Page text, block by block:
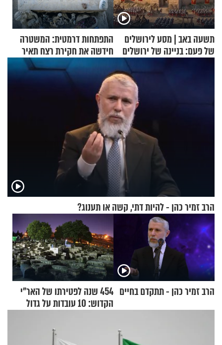
תשעה באב | מסע לירושלים
של פעם: בניינה של ירושלים
התפתחות דרמטית: המשטרה
חידשה את חקירת רצח תאיר
הרב זמיר כהן - להיות דתי, קשה או תענוג?
הרב זמיר כהן - תתקדם בחיים
454 שנה לפטירתו של האר"י
הקדוש: 10 עובדות על גדול